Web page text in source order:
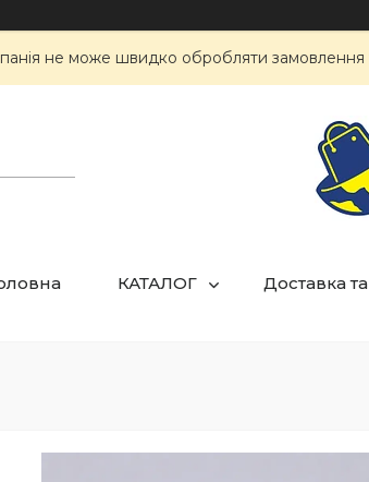
не може швидко обробляти замовлення
КАТАЛОГ Доставка